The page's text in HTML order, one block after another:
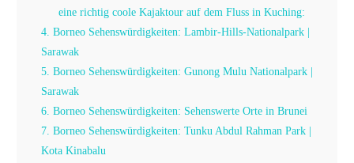
eine richtig coole Kajaktour auf dem Fluss in Kuching:
4. Borneo Sehenswürdigkeiten: Lambir-Hills-Nationalpark |
Sarawak
5. Borneo Sehenswürdigkeiten: Gunong Mulu Nationalpark |
Sarawak
6. Borneo Sehenswürdigkeiten: Sehenswerte Orte in Brunei
7. Borneo Sehenswürdigkeiten: Tunku Abdul Rahman Park |
Kota Kinabalu